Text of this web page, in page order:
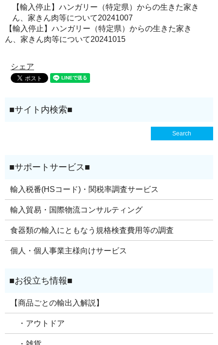
【輸入停止】ハンガリー（特定県）からの生きた家き
ん、家きん肉等について20241007
【輸入停止】ハンガリー（特定県）からの生きた家き
ん、家きん肉等について20241015
シェア
輸入税番(HSコード)・関税率調査サービス
輸入貿易・国際物流コンサルティング
食器類の輸入にともなう規格検査費用等の調査
個人・個人事業主様向けサービス
【商品ごとの輸出入解説】
・アウトドア